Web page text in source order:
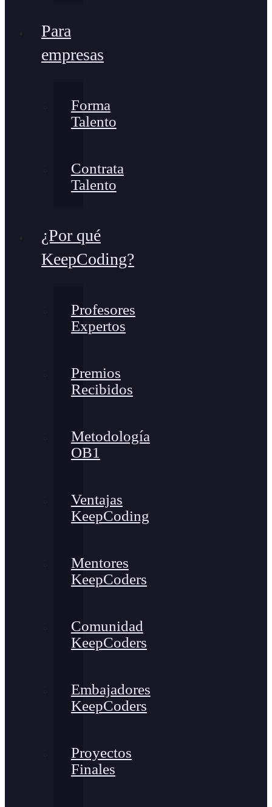
Para
empresas
Forma
Talento
Contrata
Talento
¿Por qué
KeepCoding?
Profesores
Expertos
Premios
Recibidos
Metodología
OB1
Ventajas
KeepCoding
Mentores
KeepCoders
Comunidad
KeepCoders
Embajadores
KeepCoders
Proyectos
Finales